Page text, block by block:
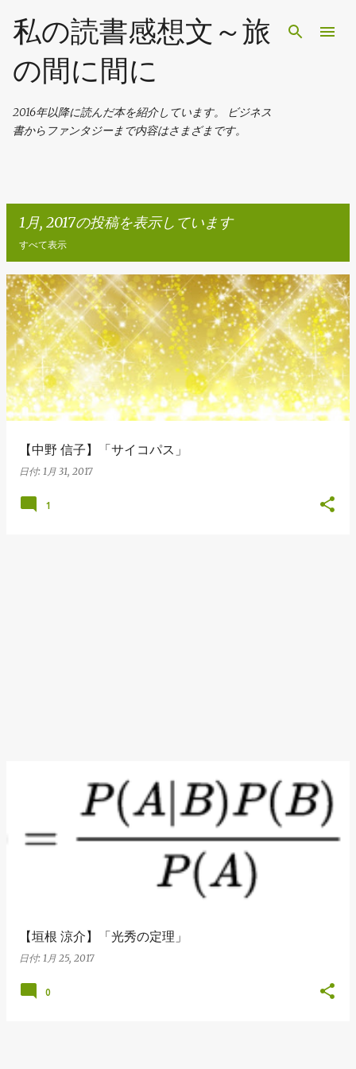
スキップしてメイン コンテンツに移動
私の読書感想文～旅
の間に間に
2016年以降に読んだ本を紹介しています。 ビジネス
書からファンタジーまで内容はさまざまです。
1月, 2017の投稿を表示しています
すべて表示
投
稿
【中野 信子】「サイコパス」
日付: 1月 31, 2017
1
【垣根 涼介】「光秀の定理」
日付: 1月 25, 2017
0